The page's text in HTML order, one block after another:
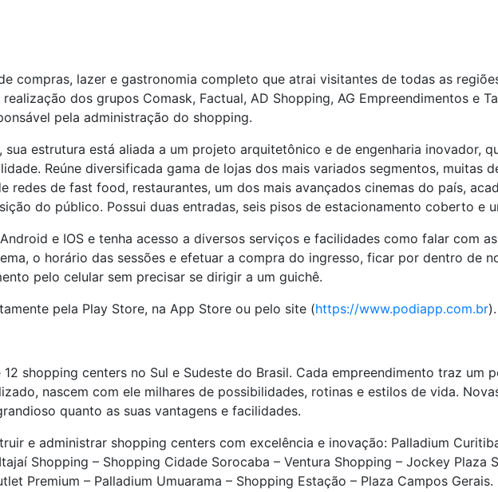
compras, lazer e gastronomia completo que atrai visitantes de todas as
dos grupos Comask, Factual, AD Shopping, AG Empreendimentos e
pela administração do shopping.
estrutura está aliada a um projeto arquitetônico e de engenharia inovador,
Reúne diversificada gama de lojas dos mais variados segmentos, muitas
redes de fast food, restaurantes, um dos mais avançados cinemas do país,
do público. Possui duas entradas, seis pisos de estacionamento coberto e
e IOS e tenha acesso a diversos serviços e facilidades como falar com
o horário das sessões e efetuar a compra do ingresso, ficar por dentro de
pelo celular sem precisar se dirigir a um guichê.
pela Play Store, na App Store ou pelo site (https://www.podiapp.com.br).
shopping centers no Sul e Sudeste do Brasil. Cada empreendimento traz um
nascem com ele milhares de possibilidades, rotinas e estilos de vida.
quanto as suas vantagens e facilidades.
e administrar shopping centers com excelência e inovação: Palladium
Shopping – Shopping Cidade Sorocaba – Ventura Shopping – Jockey Plaza
Premium – Palladium Umuarama – Shopping Estação – Plaza Campos